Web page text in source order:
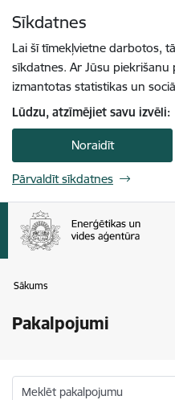
Sīkdatnes
Lai šī tīmekļvietne darbotos,
sīkdatnes. Ar Jūsu
izmantotas statistikas un
Lūdzu, atzīmējiet savu izvēli:
Noraidīt
Pārvaldīt sīkdatnes
Sākums
Pakalpojumi
Meklēt pakalpojumu